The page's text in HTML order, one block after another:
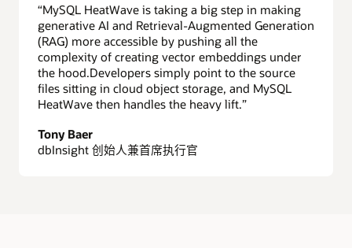
“MySQL HeatWave is taking a big step in making
generative AI and Retrieval-Augmented Generation
(RAG) more accessible by pushing all the
complexity of creating vector embeddings under
the hood.Developers simply point to the source
files sitting in cloud object storage, and MySQL
HeatWave then handles the heavy lift.”
Tony Baer
dbInsight 创始人兼首席执行官